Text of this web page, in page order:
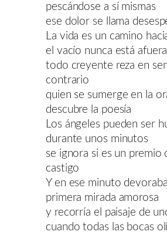
pescándose a sí mismas
ese dolor se llama
La vida es un camino
el vacío nunca está afuera
todo creyente reza en
contrario
quien se sumerge en la
descubre la poesía
Los ángeles pueden ser
durante unos minutos
se ignora si es un premio
castigo
Y en ese minuto
primera mirada amorosa
y recorría el paisaje de
cuando todas las bocas